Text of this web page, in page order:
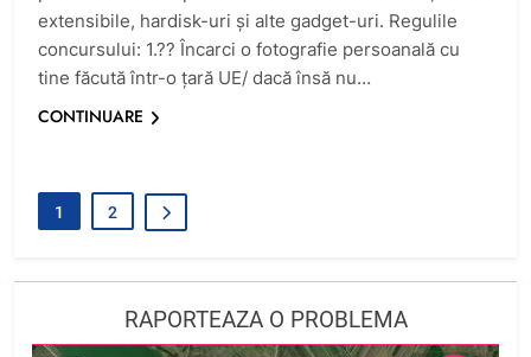
extensibile, hardisk-uri și alte gadget-uri. Regulile
concursului: 1.?? Încarci o fotografie persoanală cu
tine făcută într-o țară UE/ dacă însă nu…
CONTINUARE
1 2
RAPORTEAZA O PROBLEMA